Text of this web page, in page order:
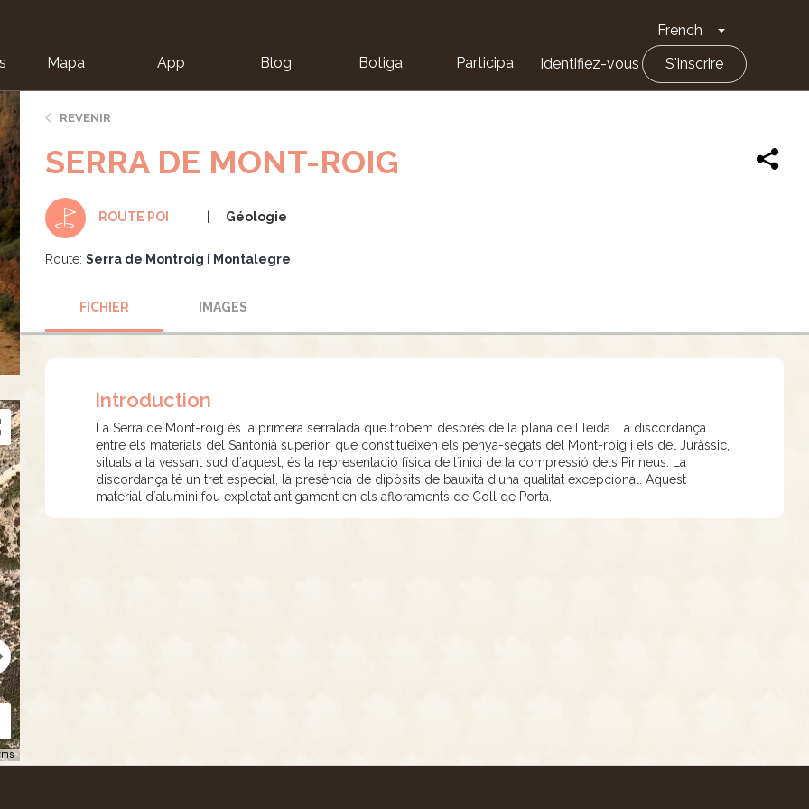
French Toggle
Mapa App Blog Botiga Participa Identifiez-vous S'inscrire
REVENIR
SERRA DE MONT-ROIG
ROUTE POI Géologie
Route: Serra de Montroig i Montalegre
FICHIER IMAGES
Introduction
La Serra de Mont-roig és la primera serralada que trobem després de la plana de Lleida. La discordança
entre els materials del Santonià superior, que constitueixen els penya-segats del Mont-roig i els del Juràssic,
situats a la vessant sud d´aquest, és la representació física de l´inici de la compressió dels Pirineus. La
discordança té un tret especial, la presència de dipòsits de bauxita d´una qualitat excepcional. Aquest
material d´alumini fou explotat antigament en els afloraments de Coll de Porta.